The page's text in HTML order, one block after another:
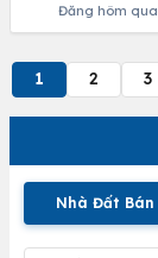
Nhà Đất Bán
Đăng hôm qua
1 2 3